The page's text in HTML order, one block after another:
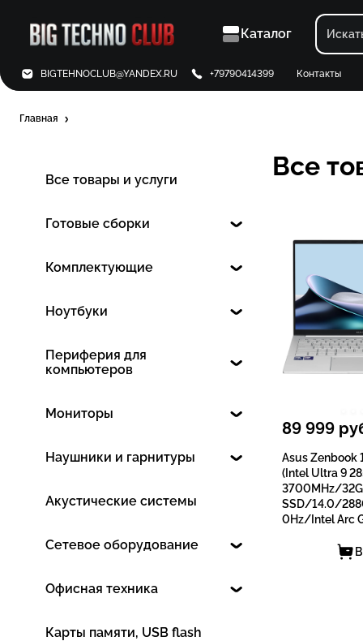
Каталог
BIGTEHNOCLUB@YANDEX.RU +79790414399 Контакты
Главная
Все товары и услуги
Готовые сборки
Комплектующие
Ноутбуки
Периферия для
компьютеров
Мониторы
Наушники и гарнитуры
Акустические системы
Сетевое оборудование
Офисная техника
Карты памяти, USB flash
Все
89 999
Asus Zenbook
(Intel Ultra 9
3700MHz/
SSD/14.0/
0Hz/Intеl Arc